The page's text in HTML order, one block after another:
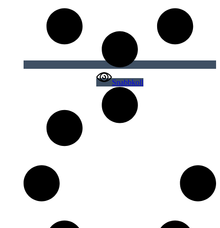
Snabbkoll